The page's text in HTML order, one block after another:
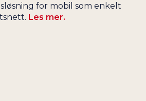
for mobil som enkelt
Les mer.